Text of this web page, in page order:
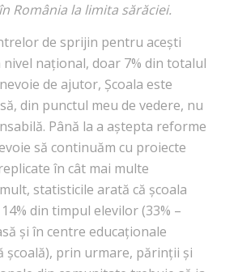
România la limita sărăciei.
de sprijin pentru acești
nivel național, doar 7% din totalul
de ajutor, Școala este
din punctul meu de vedere, nu
Până la a aștepta reforme
să continuăm cu proiecte
în cât mai multe
statisticile arată că școala
din timpul elevilor (33% –
și în centre educaționale
școală), prin urmare, părinții și